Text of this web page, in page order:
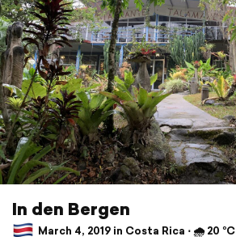
In den Bergen
March 4, 2019 in Costa Rica ⋅ 🌧 20 °C